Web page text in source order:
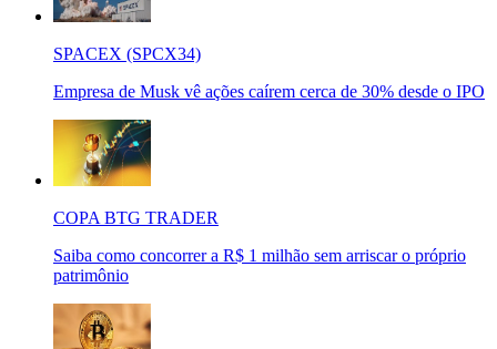
SPACEX (SPCX34)
Empresa de Musk vê ações caírem cerca de 30% desde o IPO
COPA BTG TRADER
Saiba como concorrer a R$ 1 milhão sem arriscar o próprio
patrimônio